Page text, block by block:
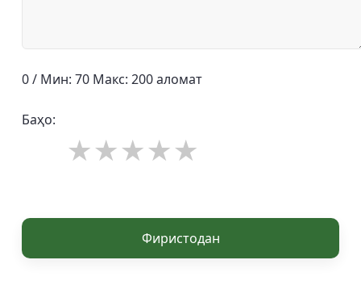
0 / Мин: 70 Макс: 200 аломат
Баҳо:
Фиристодан